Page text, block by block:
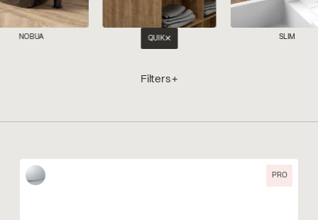
NOBUA QUIK SLIM
Filters +
PRO